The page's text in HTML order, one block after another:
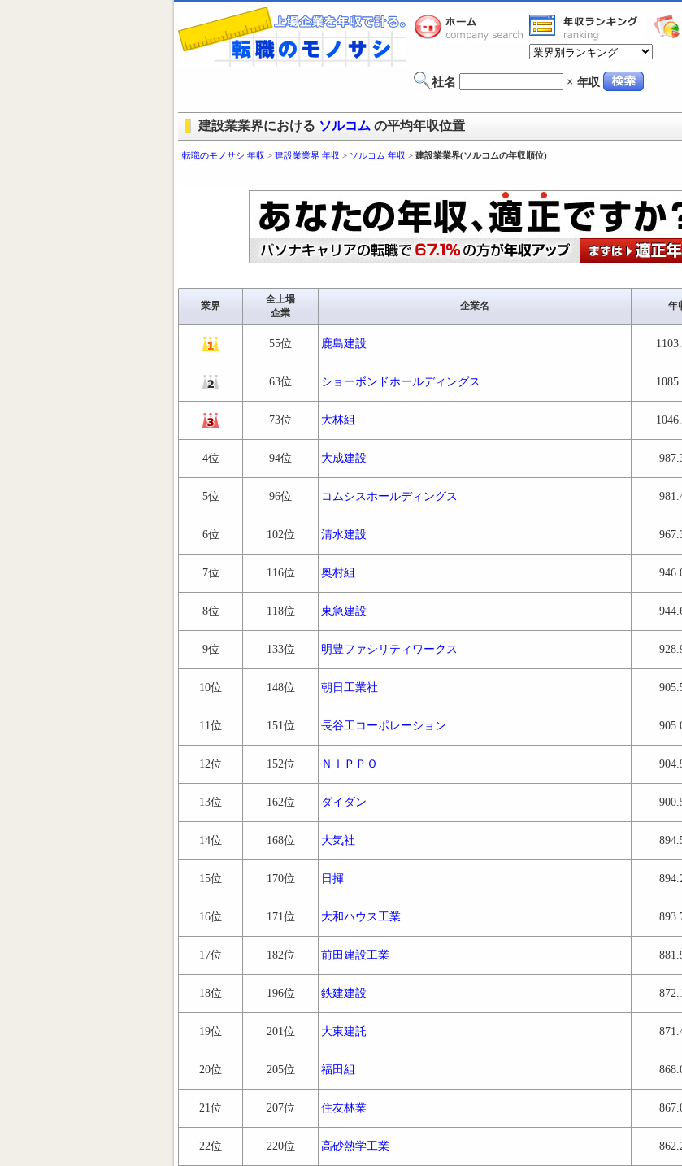
社名 × 年収
建設業業界における ソルコム の平均年収位置
転職のモノサシ 年収 > 建設業業界 年収 > ソルコム 年収 > 建設業業界(ソルコムの年収順位)
業界
全上場
企業
企業名 年
55位 鹿島建設
63位 ショーボンドホールディングス
73位 大林組
4位 94位 大成建設
5位 96位 コムシスホールディングス
6位 102位 清水建設
7位 116位 奥村組
8位 118位 東急建設
9位 133位 明豊ファシリティワークス
10位 148位 朝日工業社
11位 151位 長谷工コーポレーション
12位 152位 ＮＩＰＰＯ
13位 162位 ダイダン
14位 168位 大気社
15位 170位 日揮
16位 171位 大和ハウス工業
17位 182位 前田建設工業
18位 196位 鉄建建設
19位 201位 大東建託
20位 205位 福田組
21位 207位 住友林業
22位 220位 高砂熱学工業